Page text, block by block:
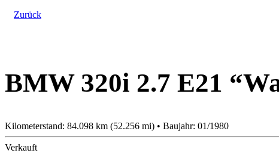
Zurück
BMW 320i 2.7 E21
Kilometerstand: 84.098 km (52.256 mi) • Baujahr: 01/1980
Verkauft